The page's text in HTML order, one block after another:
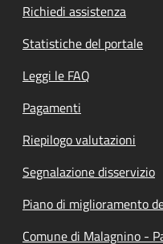
Richiedi assistenza
Statistiche del portale
Leggi le FAQ
Pagamenti
Riepilogo valutazioni
Segnalazione disservizio
Piano di miglioramento
Comune di Malagnino -